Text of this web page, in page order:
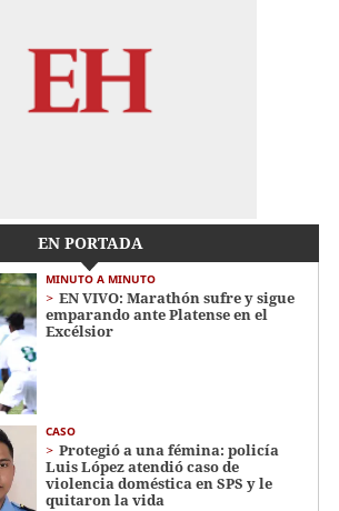
EN PORTADA
MINUTO A MINUTO
EN VIVO: Marathón sufre y sigue
emparando ante Platense en el
Excélsior
CASO
Protegió a una fémina: policía
Luis López atendió caso de
violencia doméstica en SPS y le
quitaron la vida